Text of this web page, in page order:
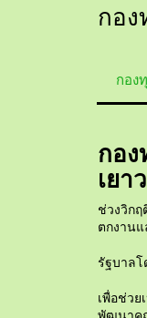
กอง
กอง
กอ
เย
ช่วงวิก
ตกงาน
รัฐบาล
เพื่อช่ว